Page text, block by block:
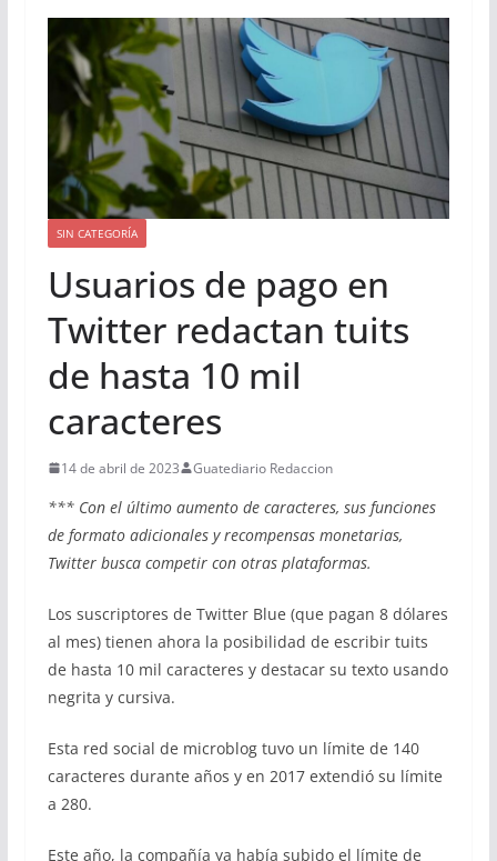
SIN CATEGORÍA
Usuarios de pago en
Twitter redactan tuits
de hasta 10 mil
caracteres
14 de abril de 2023 Guatediario Redaccion
*** Con el último aumento de caracteres, sus funciones
de formato adicionales y recompensas monetarias,
Twitter busca competir con otras plataformas.
Los suscriptores de Twitter Blue (que pagan 8 dólares
al mes) tienen ahora la posibilidad de escribir tuits
de hasta 10 mil caracteres y destacar su texto usando
negrita y cursiva.
Esta red social de microblog tuvo un límite de 140
caracteres durante años y en 2017 extendió su límite
a 280.
Este año, la compañía ya había subido el límite de